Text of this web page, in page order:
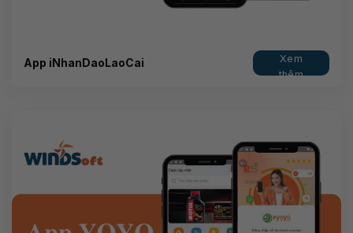
App iNhanDaoLaoCai
Xem
thêm